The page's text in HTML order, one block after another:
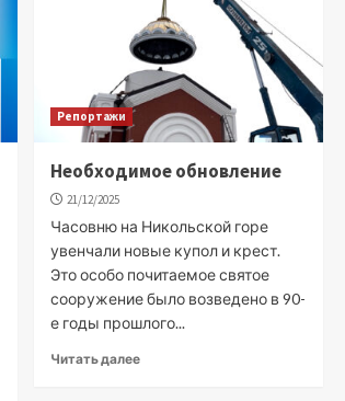
Репортажи
Необходимое обновление
21/12/2025
Часовню на Никольской горе
увенчали новые купол и крест.
Это особо почитаемое святое
сооружение было возведено в 90-
е годы прошлого...
Читать далее